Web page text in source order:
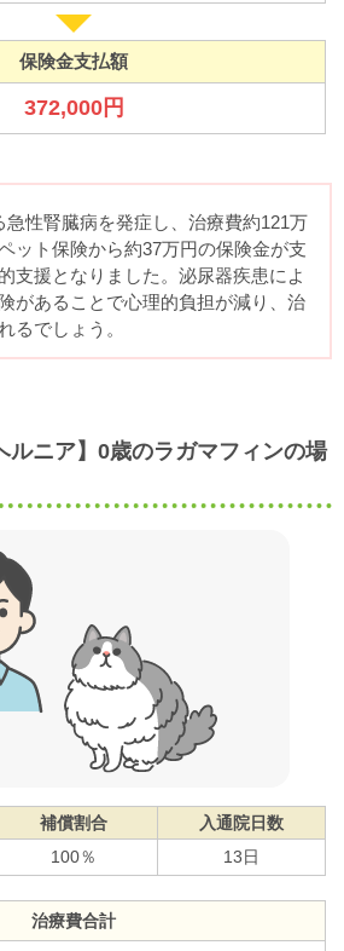
保険金支払額
372,000円
性腎臓病を発症し、治療費約121万
ット保険から約37万円の保険金が支
支援となりました。泌尿器疾患によ
があることで心理的負担が減り、治
るでしょう。
ルニア】0歳のラガマフィンの場
補償割合
入通院日数
100％ 13日
治療費合計